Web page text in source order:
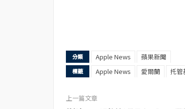
分類 Apple News 蘋果新聞
標籤 Apple News 愛爾蘭 托管
上一篇文章